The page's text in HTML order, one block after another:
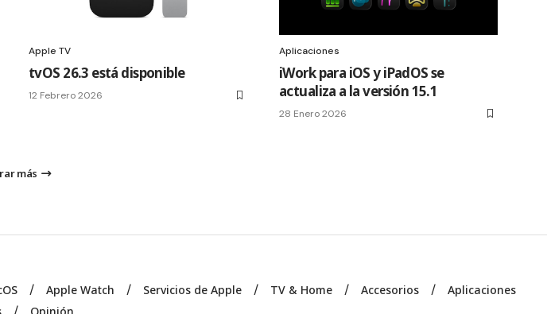
Apple TV
tvOS 26.3 está disponible
12 Febrero 2026
Aplicaciones
iWork para iOS y iPadOS se
actualiza a la versión 15.1
28 Enero 2026
más
Apple Watch Servicios de Apple TV & Home Accesorios
Aplicaciones
Opinión